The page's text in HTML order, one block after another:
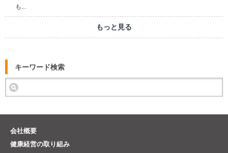
も...
もっと見る
キーワード検索
会社概要
健康経営の取り組み